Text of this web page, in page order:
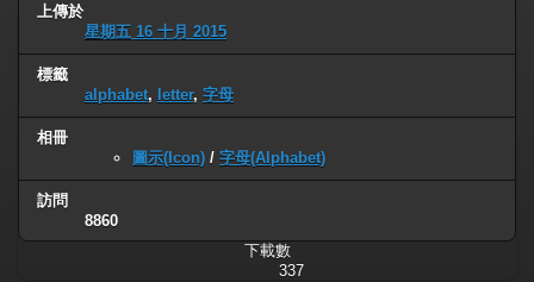
上傳於
星期五 16 十月 2015
標籤
alphabet, letter, 字母
相冊
圖示(Icon) / 字母(Alphabet)
訪問
8860
下載數
337